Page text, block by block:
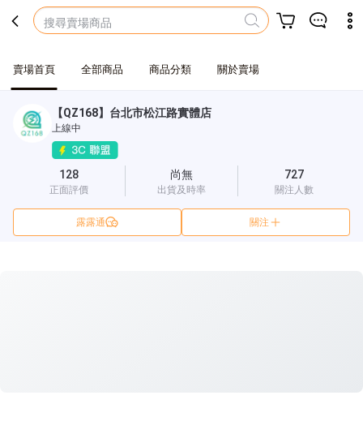
賣場首頁 全部商品 商品分類 關於賣場
【QZ168】台北市松江路實體店
上線中
128
正面評價
尚無
出貨及時率
727
關注人數
露露通 關注